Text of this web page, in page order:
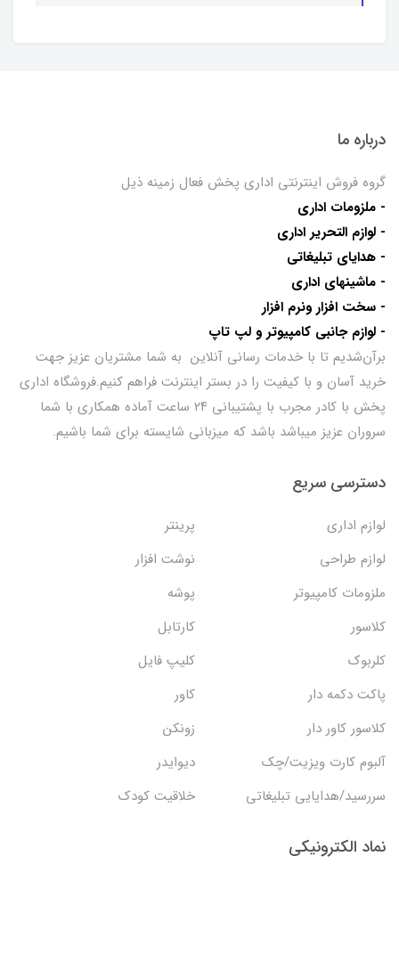
درباره ما
گروه فروش اینترنتی اداری پخش فعال زمینه ذیل
- ملزومات اداری
- لوازم التحریر اداری
- هدایای تبلیغاتی
- ماشینهای اداری
- سخت افزار ونرم افزار
- لوازم جانبی کامپیوتر و لپ تاپ
برآن‌شدیم تا با خدمات رسانی آنلاین به شما مشتریان عزیز جهت
خرید آسان و با کیفیت را در بستر اینترنت فراهم کنیم.فروشگاه اداری
پخش با کادر مجرب با پشتیبانی ۲۴ ساعت آماده همکاری با شما
سروران عزیز میباشد باشد که میزبانی شایسته برای شما باشیم.
دسترسی سریع
لوازم اداری
پرینتر
لوازم طراحی
نوشت افزار
ملزومات کامپیوتر
پوشه
کلاسور
کارتابل
کلربوک
کلیپ فایل
پاکت دکمه دار
کاور
کلاسور کاور دار
زونکن
آلبوم کارت ویزیت/چک
دیوایدر
سررسید/هدایایی تبلیغاتی
خلاقیت کودک
نماد الکترونیکی